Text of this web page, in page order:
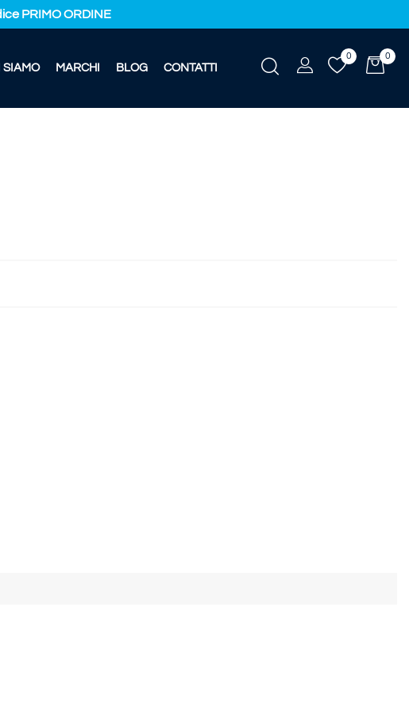
PRIMO ORDINE
SIAMO MARCHI BLOG CONTATTI
0
0